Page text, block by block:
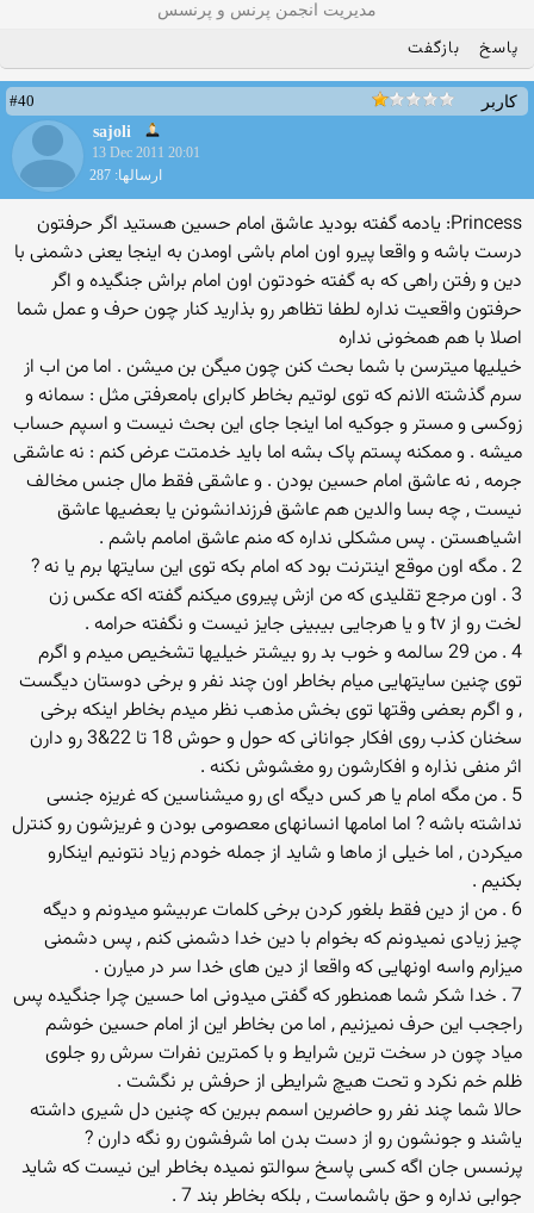
مدیریت انجمن پرنس و پرنسس
پاسخ بازگفت
کاربر
#40
sajoli
13 Dec 2011 20:01
ارسالها: 287
Princess: یادمه گفته بودید عاشق امام حسین هستید اگر حرفتون
درست باشه و واقعا پیرو اون امام باشی اومدن به اینجا یعنی دشمنی با
دین و رفتن راهی که به گفته خودتون اون امام براش جنگیده و اگر
حرفتون واقعیت نداره لطفا تظاهر رو بذارید کنار چون حرف و عمل شما
اصلا با هم همخونی نداره
خیلیها میترسن با شما بحث کنن چون میگن بن میشن . اما من اب از
سرم گذشته الانم که توی لوتیم بخاطر کابرای بامعرفتی مثل : سمانه و
زوکسی و مستر و جوکیه اما اینجا جای این بحث نیست و اسپم حساب
میشه . و ممکنه پستم پاک بشه اما باید خدمتت عرض کنم : نه عاشقی
جرمه , نه عاشق امام حسین بودن . و عاشقی فقط مال جنس مخالف
نیست , چه بسا والدین هم عاشق فرزندانشونن یا بعضیها عاشق
اشیاهستن . پس مشکلی نداره که منم عاشق امامم باشم .
2 . مگه اون موقع اینترنت بود که امام بکه توی این سایتها برم یا نه ?
3 . اون مرجع تقلیدی که من ازش پیروی میکنم گفته اکه عکس زن
لخت رو از tv و یا هرجایی بیبینی جایز نیست و نگفته حرامه .
4 . من 29 سالمه و خوب بد رو بیشتر خیلیها تشخیص میدم و اگرم
توی چنین سایتهایی میام بخاطر اون چند نفر و برخی دوستان دیگست
, و اگرم بعضی وقتها توی بخش مذهب نظر میدم بخاطر اینکه برخی
سخنان کذب روی افکار جوانانی که حول و حوش 18 تا 22&3 رو دارن
اثر منفی نذاره و افکارشون رو مغشوش نکنه .
5 . من مگه امام یا هر کس دیگه ای رو میشناسین که غریزه جنسی
نداشته باشه ? اما امامها انسانهای معصومی بودن و غریزشون رو کنترل
میکردن , اما خیلی از ماها و شاید از جمله خودم زیاد نتونیم اینکارو
بکنیم .
6 . من از دین فقط بلغور کردن برخی کلمات عربیشو میدونم و دیگه
چیز زیادی نمیدونم که بخوام با دین خدا دشمنی کنم , پس دشمنی
میزارم واسه اونهایی که واقعا از دین های خدا سر در میارن .
7 . خدا شکر شما همنطور که گفتی میدونی اما حسین چرا جنگیده پس
راججب این حرف نمیزنیم , اما من بخاطر این از امام حسین خوشم
میاد چون در سخت ترین شرایط و با کمترین نفرات سرش رو جلوی
ظلم خم نکرد و تحت هیچ شرایطی از حرفش بر نگشت .
حالا شما چند نفر رو حاضرین اسمم ببرین که چنین دل شیری داشته
یاشند و جونشون رو از دست بدن اما شرفشون رو نگه دارن ?
پرنسس جان اگه کسی پاسخ سوالتو نمیده بخاطر این نیست که شاید
جوابی نداره و حق باشماست , بلکه بخاطر بند 7 .